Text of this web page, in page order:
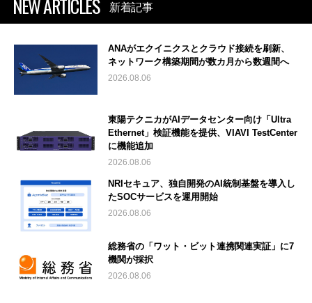
NEW ARTICLES 新着記事
ANAがエクイニクスとクラウド接続を刷新、
ネットワーク構築期間が数カ月から数週間へ
2026.08.06
東陽テクニカがAIデータセンター向け「Ultra
Ethernet」検証機能を提供、VIAVI TestCenter
に機能追加
2026.08.06
NRIセキュア、独自開発のAI統制基盤を導入し
たSOCサービスを運用開始
2026.08.06
総務省の「ワット・ビット連携関連実証」に7
機関が採択
2026.08.06